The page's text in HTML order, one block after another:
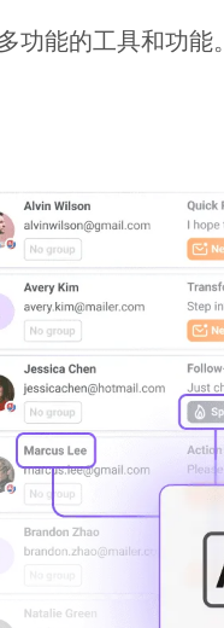
能的工具和功能。